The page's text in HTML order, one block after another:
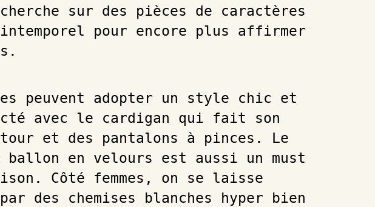
sur des pièces de caractères
pour encore plus affirmer
peuvent adopter un style chic et
avec le cardigan qui fait son
et des pantalons à pinces. Le
ballon en velours est aussi un must
Côté femmes, on se laisse
des chemises blanches hyper bien